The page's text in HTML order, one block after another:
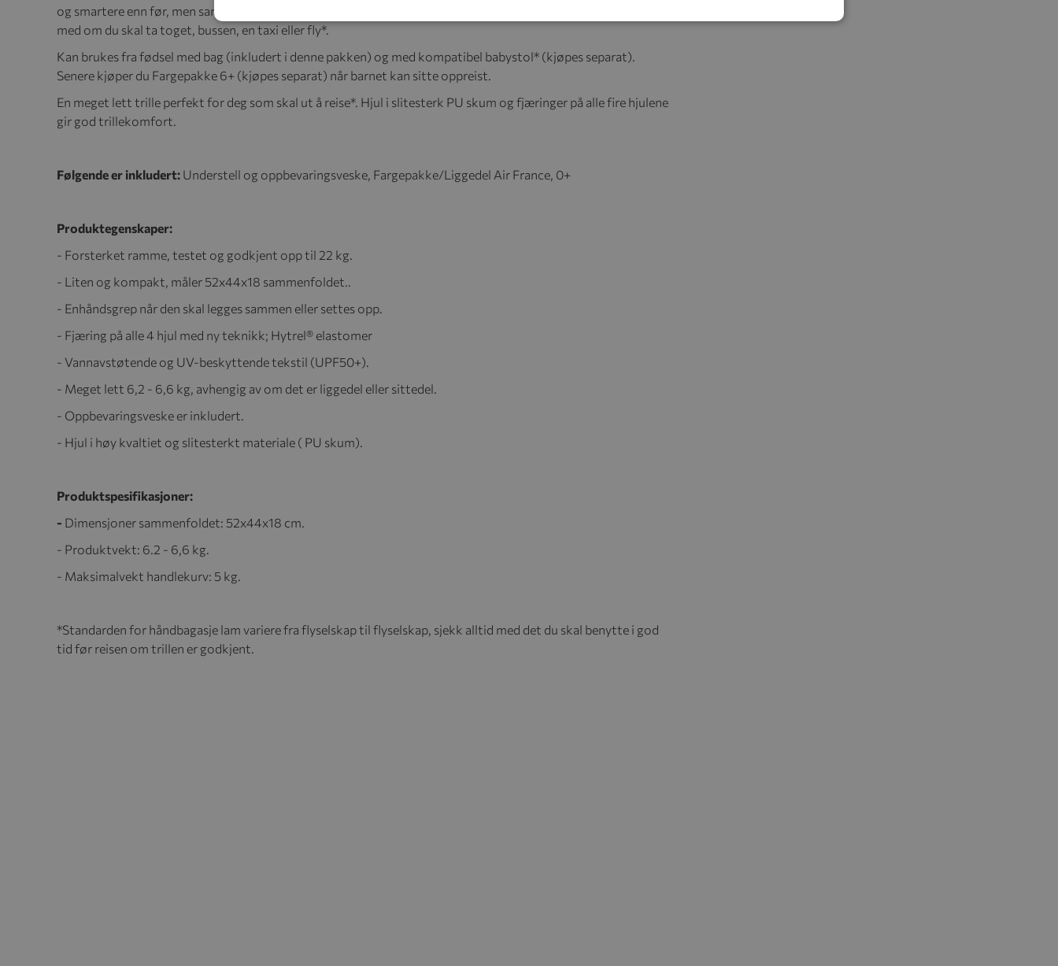
og smartere enn før, men samtidig like lett og kompakt. YoYo² legges sammen på et øyeblikk og er enkel å ta
med om du skal ta toget, bussen, en taxi eller fly*.
Kan brukes fra fødsel med bag (inkludert i denne pakken) og med kompatibel babystol* (kjøpes separat).
Senere kjøper du Fargepakke 6+ (kjøpes separat) når barnet kan sitte oppreist.
En meget lett trille perfekt for deg som skal ut å reise*. Hjul i slitesterk PU skum og fjæringer på alle fire hjulene
gir god trillekomfort.
Følgende er inkludert: Understell og oppbevaringsveske, Fargepakke/Liggedel Air France, 0+
Produktegenskaper:
- Forsterket ramme, testet og godkjent opp til 22 kg.
- Liten og kompakt, måler 52x44x18 sammenfoldet..
- Enhåndsgrep når den skal legges sammen eller settes opp.
- Fjæring på alle 4 hjul med ny teknikk; Hytrel® elastomer
- Vannavstøtende og UV-beskyttende tekstil (UPF50+).
- Meget lett 6,2 - 6,6 kg, avhengig av om det er liggedel eller sittedel.
- Oppbevaringsveske er inkludert.
- Hjul i høy kvaltiet og slitesterkt materiale ( PU skum).
Produktspesifikasjoner:
- Dimensjoner sammenfoldet: 52x44x18 cm.
- Produktvekt: 6.2 - 6,6 kg.
- Maksimalvekt handlekurv: 5 kg.
*Standarden for håndbagasje lam variere fra flyselskap til flyselskap, sjekk alltid med det du skal benytte i god
tid før reisen om trillen er godkjent.